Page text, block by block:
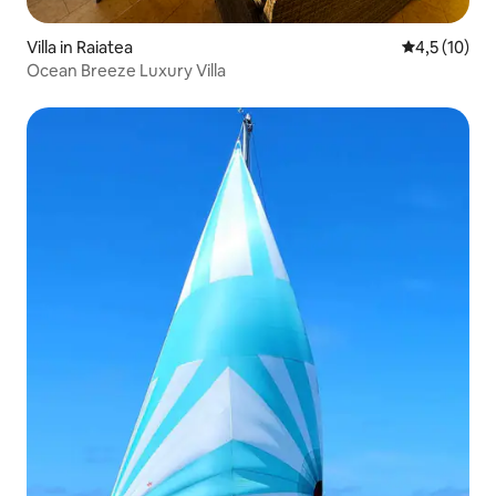
Villa in Raiatea
4,5 (10)
Ocean Breeze Luxury Villa